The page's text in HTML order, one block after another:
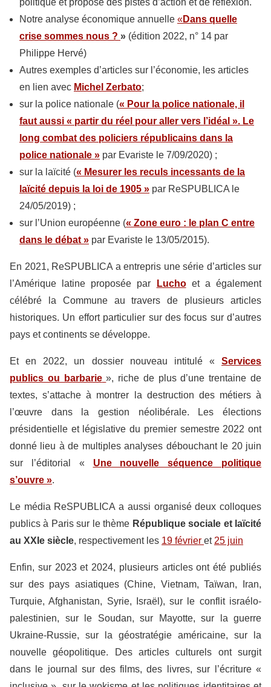
Notre analyse économique annuelle «Dans quelle
crise sommes nous ? » (édition 2022, n° 14 par
Philippe Hervé)
Autres exemples d’articles sur l’économie, les articles
en lien avec Michel Zerbato;
sur la police nationale (« Pour la police nationale, il
faut aussi « partir du réel pour aller vers l’idéal ». Le
long combat des policiers républicains dans la
police nationale » par Evariste le 7/09/2020) ;
sur la laïcité (« Mesurer les reculs incessants de la
laïcité depuis la loi de 1905 » par ReSPUBLICA le
24/05/2019) ;
sur l’Union européenne (« Zone euro : le plan C entre
dans le débat » par Evariste le 13/05/2015).
En 2021, ReSPUBLICA a entrepris une série d’articles sur
l’Amérique latine proposée par
Luchoet a également
célébré la Commune au travers de plusieurs articles
historiques. Un effort particulier sur des focus sur d’autres
pays et continents se développe.
Et en 2022, un dossier nouveau intitulé « Services
publics ou barbarie », riche de plus d’une trentaine de
textes, s’attache à montrer la destruction des métiers à
l’œuvre dans la gestion néolibérale. Les élections
présidentielle et législative du premier semestre 2022 ont
donné lieu à de multiples analyses débouchant le 20 juin
sur l’éditorial « Une nouvelle séquence politique
s’ouvre ».
Le média ReSPUBLICA a aussi organisé deux colloques
publics à Paris sur le thème République sociale et laïcité
au XXIe siècle, respectivement les 19 février et 25 juin
Enfin, sur 2023 et 2024, plusieurs articles ont été publiés
sur des pays asiatiques (Chine, Vietnam, Taïwan, Iran,
Turquie, Afghanistan, Syrie, Israël), sur le conflit israélo-
palestinien, sur le Soudan, sur Mayotte, sur la guerre
Ukraine-Russie, sur la géostratégie américaine, sur la
nouvelle géopolitique. Des articles culturels ont surgit
dans le journal sur des films, des livres, sur l’écriture «